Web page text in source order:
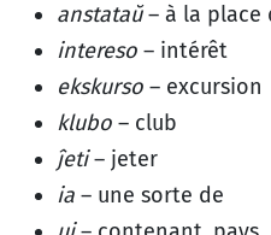
anstataŭ– à la place
intereso – intérêt
ekskurso – excursion
klubo – club
ĵeti– jeter
ia – une sorte de